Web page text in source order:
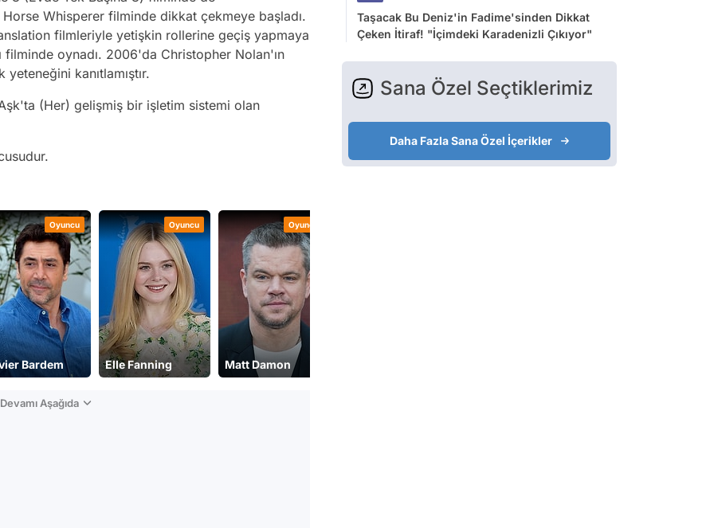
Whisperer filminde dikkat çekmeye başladı.
filmleriyle yetişkin rollerine geçiş yapmaya
filminde oynadı. 2006'da Christopher Nolan'ın
kanıtlamıştır.
(Her) gelişmiş bir işletim sistemi olan
Oyuncu
Bardem
Oyuncu
Elle Fanning
Oyuncu
Matt Damon
Aşağıda
Taşacak Bu Deniz'in Fadime'sinden Dikkat
Çeken İtiraf! "İçimdeki Karadenizli Çıkıyor"
Sana Özel Seçtiklerimiz
Daha Fazla Sana Özel İçerikler